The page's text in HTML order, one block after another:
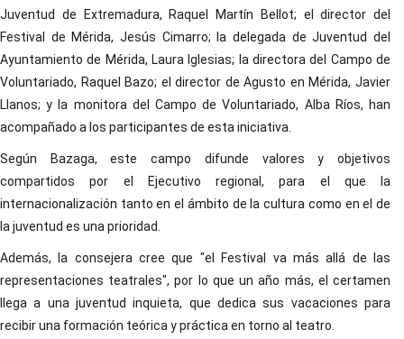
Juventud de Extremadura, Raquel Martín Bellot; el director del
Festival de Mérida, Jesús Cimarro; la delegada de Juventud del
Ayuntamiento de Mérida, Laura Iglesias; la directora del Campo de
Voluntariado, Raquel Bazo; el director de Agusto en Mérida, Javier
Llanos; y la monitora del Campo de Voluntariado, Alba Ríos, han
acompañado a los participantes de esta iniciativa.
Según Bazaga, este campo difunde valores y objetivos
compartidos por el Ejecutivo regional, para el que la
internacionalización tanto en el ámbito de la cultura como en el de
la juventud es una prioridad.
Además, la consejera cree que "el Festival va más allá de las
representaciones teatrales", por lo que un año más, el certamen
llega a una juventud inquieta, que dedica sus vacaciones para
recibir una formación teórica y práctica en torno al teatro.